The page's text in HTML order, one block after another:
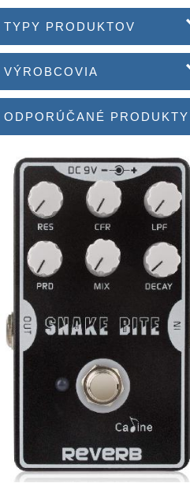
TYPY PRODUKTOV
VÝROBCOVIA
ODPORÚČANÉ PRODUKTY